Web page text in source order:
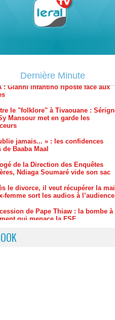
Dernière Minute
: Gianni Infantino riposte face aux
le "folklore" à Tivaouane : Sérigne
Mansour met en garde les
jamais... » : les confidences
de Baaba Maal
Ndiaga Soumaré vide son sac
femme sort les audios à l’audience
qui menace la FSF